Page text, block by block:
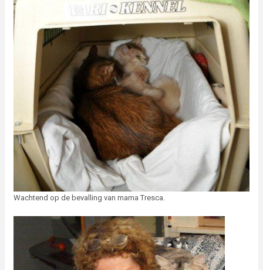
Wachtend op de bevalling van mama Tresca.